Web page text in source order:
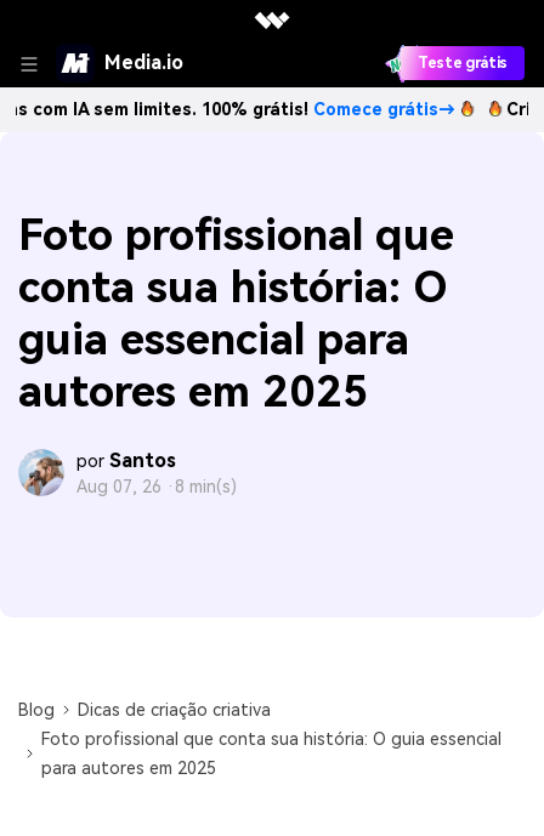
Media.io Teste grátis
sem limites. 100% grátis!Comece grátis→ Crie
Foto profissional que
conta sua história: O
guia essencial para
autores em 2025
por Santos
Aug 07, 26 · 8 min(s)
Blog
Dicas de criação criativa
Foto profissional que conta sua história: O guia essencial
para autores em 2025